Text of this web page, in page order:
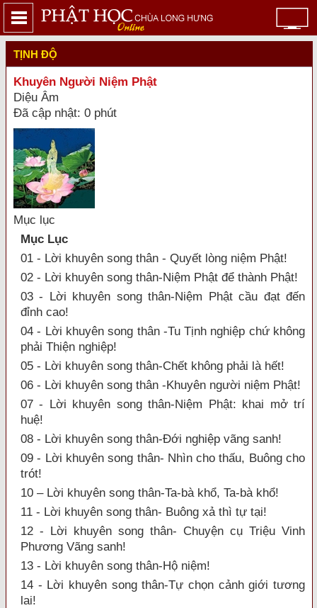
TỊNH ĐỘ
Khuyên Người Niệm Phật
Diệu Âm
Đã cập nhật: 0 phút
Mục lục
Mục Lục
01 - Lời khuyên song thân - Quyết lòng niệm Phật!
02 - Lời khuyên song thân-Niệm Phật để thành Phật!
03 - Lời khuyên song thân-Niệm Phật cầu đạt đến
đỉnh cao!
04 - Lời khuyên song thân -Tu Tịnh nghiệp chứ không
phải Thiện nghiệp!
05 - Lời khuyên song thân-Chết không phải là hết!
06 - Lời khuyên song thân -Khuyên người niệm Phật!
07 - Lời khuyên song thân-Niệm Phật: khai mở trí
huệ!
08 - Lời khuyên song thân-Đới nghiệp vãng sanh!
09 - Lời khuyên song thân- Nhìn cho thấu, Buông cho
trót!
10 – Lời khuyên song thân-Ta-bà khổ, Ta-bà khổ!
11 - Lời khuyên song thân- Buông xả thì tự tại!
12 - Lời khuyên song thân- Chuyện cụ Triệu Vinh
Phương Vãng sanh!
13 - Lời khuyên song thân-Hộ niệm!
14 - Lời khuyên song thân-Tự chọn cảnh giới tương
lai!